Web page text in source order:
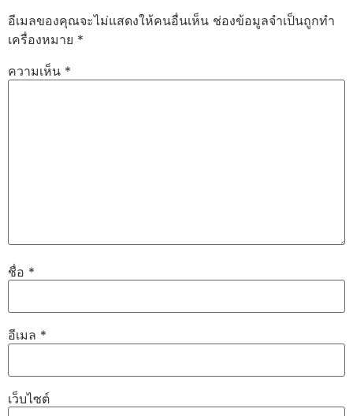
อีเมลของคุณจะไม่แสดงให้คนอื่นเห็น ช่องข้อมูลจำเป็นถูกทำ
เครื่องหมาย *
ความเห็น *
ชื่อ *
อีเมล *
เว็บไซต์